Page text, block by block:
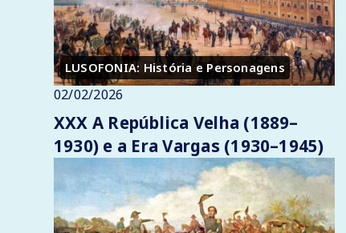
LUSOFONIA: História e Personagens
02/02/2026
XXX A República Velha (1889–
1930) e a Era Vargas (1930–1945)